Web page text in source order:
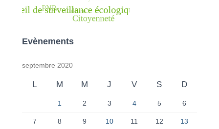
Evènements
septembre 2020
L M M J V S D
1 2 3 4 5 6
7 8 9 10 11 12 13